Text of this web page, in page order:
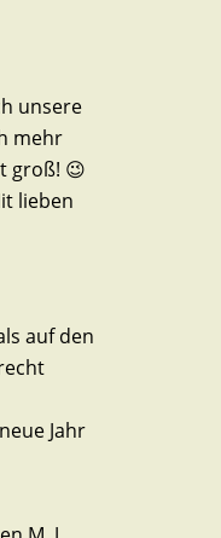
unsere
mehr
groß! 😉
lieben
auf den
Jahr